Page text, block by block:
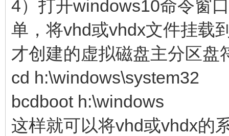
4）打开windows10命令窗
单，将vhd或vhdx文件挂载
才创建的虚拟磁盘主分区盘
cd h:\windows\system32
bcdboot h:\windows
这样就可以将vhd或vhdx的